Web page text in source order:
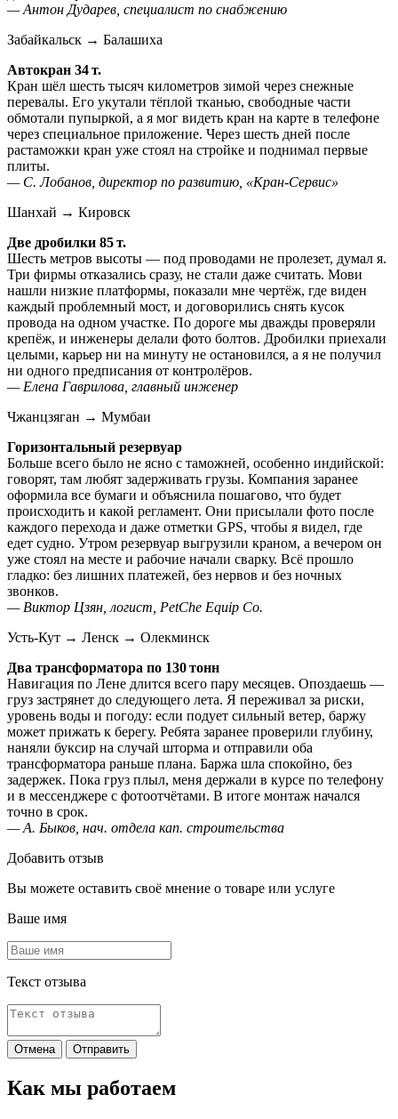
— Антон Дударев, специалист по снабжению
Забайкальск → Балашиха
Автокран 34 т.
Кран шёл шесть тысяч километров зимой через снежные
перевалы. Его укутали тёплой тканью, свободные части
обмотали пупыркой, а я мог видеть кран на карте в телефоне
через специальное приложение. Через шесть дней после
растаможки кран уже стоял на стройке и поднимал первые
плиты.
— С. Лобанов, директор по развитию, «Кран‑Сервис»
Шанхай → Кировск
Две дробилки 85 т.
Шесть метров высоты — под проводами не пролезет, думал я.
Три фирмы отказались сразу, не стали даже считать. Мови
нашли низкие платформы, показали мне чертёж, где виден
каждый проблемный мост, и договорились снять кусок
провода на одном участке. По дороге мы дважды проверяли
крепёж, и инженеры делали фото болтов. Дробилки приехали
целыми, карьер ни на минуту не остановился, а я не получил
ни одного предписания от контролёров.
— Елена Гаврилова, главный инженер
Чжанцзяган → Мумбаи
Горизонтальный резервуар
Больше всего было не ясно с таможней, особенно индийской:
говорят, там любят задерживать грузы. Компания заранее
оформила все бумаги и объяснила пошагово, что будет
происходить и какой регламент. Они присылали фото после
каждого перехода и даже отметки GPS, чтобы я видел, где
едет судно. Утром резервуар выгрузили краном, а вечером он
уже стоял на месте и рабочие начали сварку. Всё прошло
гладко: без лишних платежей, без нервов и без ночных
звонков.
— Виктор Цзян, логист, PetChe Equip Co.
Усть‑Кут → Ленск → Олекминск
Два трансформатора по 130 тонн
Навигация по Лене длится всего пару месяцев. Опоздаешь —
груз застрянет до следующего лета. Я переживал за риски,
уровень воды и погоду: если подует сильный ветер, баржу
может прижать к берегу. Ребята заранее проверили глубину,
наняли буксир на случай шторма и отправили оба
трансформатора раньше плана. Баржа шла спокойно, без
задержек. Пока груз плыл, меня держали в курсе по телефону
и в мессенджере с фотоотчётами. В итоге монтаж начался
точно в срок.
— А. Быков, нач. отдела кап. строительства
Добавить отзыв
Вы можете оставить своё мнение о товаре или услуге
Ваше имя
Текст отзыва
Отмена Отправить
Как мы работаем